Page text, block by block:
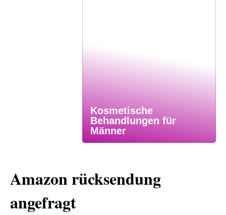
Kosmetische
Behandlungen für
Männer
Amazon rücksendung
angefragt